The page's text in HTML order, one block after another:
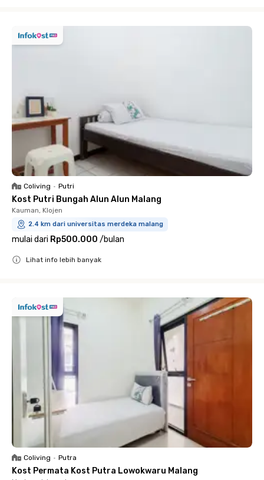
Coliving • Putri
Kost Putri Bungah Alun Alun Malang
Kauman, Klojen
2.4 km dari universitas merdeka malang
mulai dari Rp500.000 /bulan
Lihat info lebih banyak
Coliving • Putra
Kost Permata Kost Putra Lowokwaru Malang